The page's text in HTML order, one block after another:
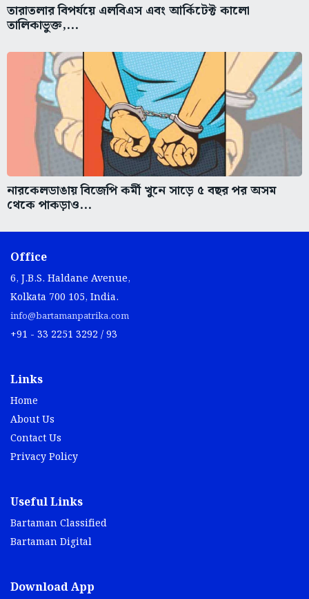
তারাতলার বিপর্যয়ে এলবিএস এবং আর্কিটেক্ট কালো
তালিকাভুক্ত,...
নারকেলডাঙায় বিজেপি কর্মী খুনে সাড়ে ৫ বছর পর অসম
থেকে পাকড়াও...
Office
6, J.B.S. Haldane Avenue,
Kolkata 700 105, India.
info@bartamanpatrika.com
+91 - 33 2251 3292 / 93
Links
Home
About Us
Contact Us
Privacy Policy
Useful Links
Bartaman Classified
Bartaman Digital
Download App